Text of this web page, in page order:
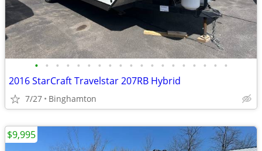
• • • • • • • • • • • • • • • • • • •
2016 StarCraft Travelstar 207RB Hybrid
7/27 Binghamton
$9,995